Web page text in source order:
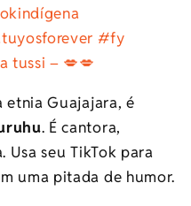
#fy
tussi – 💋💋
etnia Guajajara, é
. É cantora,
seu TikTok para
uma pitada de humor.